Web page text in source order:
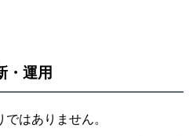
・運用
はありません。